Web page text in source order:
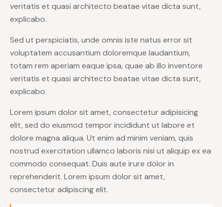
veritatis et quasi architecto beatae vitae dicta sunt,
explicabo.
Sed ut perspiciatis, unde omnis iste natus error sit
voluptatem accusantium doloremque laudantium,
totam rem aperiam eaque ipsa, quae ab illo inventore
veritatis et quasi architecto beatae vitae dicta sunt,
explicabo.
Lorem ipsum dolor sit amet, consectetur adipisicing
elit, sed do eiusmod tempor incididunt ut labore et
dolore magna aliqua. Ut enim ad minim veniam, quis
nostrud exercitation ullamco laboris nisi ut aliquip ex ea
commodo consequat. Duis aute irure dolor in
reprehenderit. Lorem ipsum dolor sit amet,
consectetur adipiscing elit.